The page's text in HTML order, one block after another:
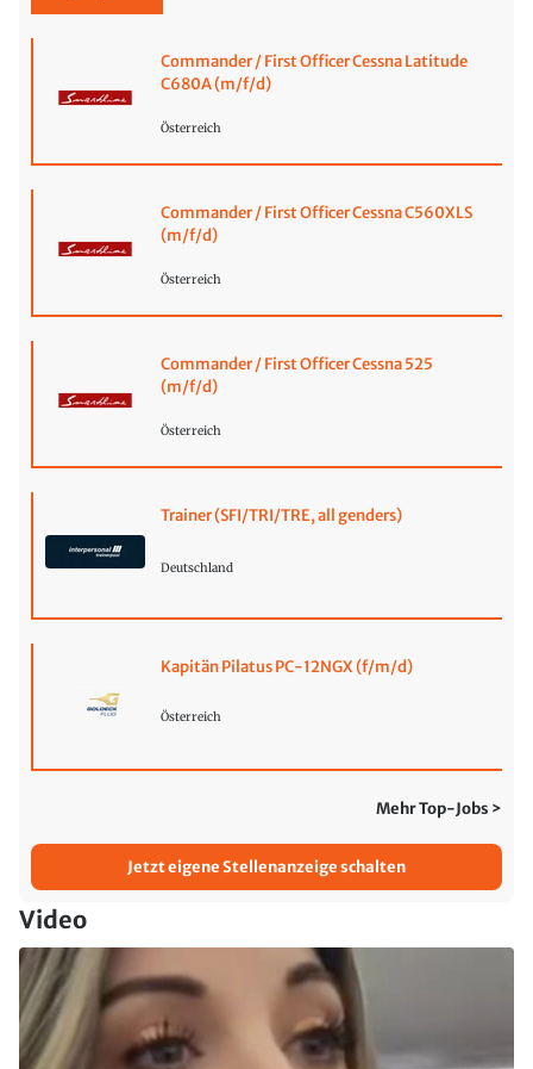
Commander / First Officer Cessna Latitude
C680A (m/f/d)
Österreich
Commander / First Officer Cessna C560XLS
(m/f/d)
Österreich
Commander / First Officer Cessna 525
(m/f/d)
Österreich
Trainer (SFI/TRI/TRE, all genders)
Deutschland
Kapitän Pilatus PC-12NGX (f/m/d)
Österreich
Mehr Top-Jobs >
Jetzt eigene Stellenanzeige schalten
Video